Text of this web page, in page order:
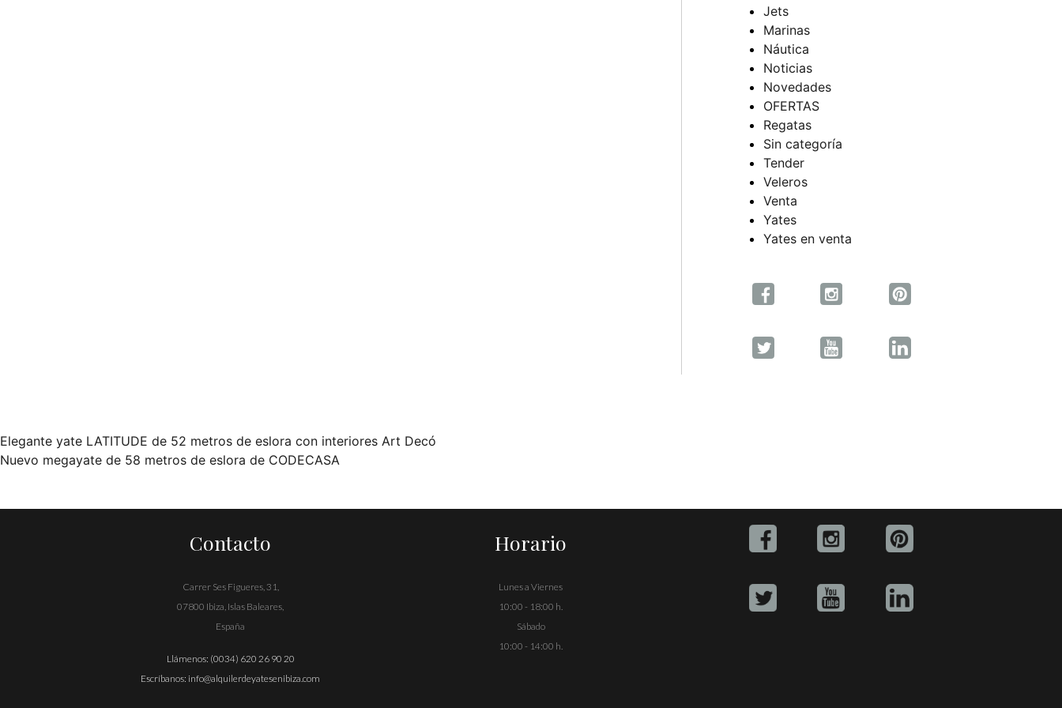
Jets
Marinas
Náutica
Noticias
Novedades
OFERTAS
Regatas
Sin categoría
Tender
Veleros
Venta
Yates
Yates en venta
Navegación
de
Elegante yate LATITUDE de 52 metros de eslora con interiores Art Decó
Nuevo megayate de 58 metros de eslora de CODECASA
Contacto
Carrer Ses Figueres, 31,
07800 Ibiza, Islas Baleares,
España
Llámenos: (0034) 620 26 90 20
Escríbanos: info@alquilerdeyatesenibiza.com
Horario
Lunes a Viernes
10:00 - 18:00 h.
Sábado
10:00 - 14:00 h.